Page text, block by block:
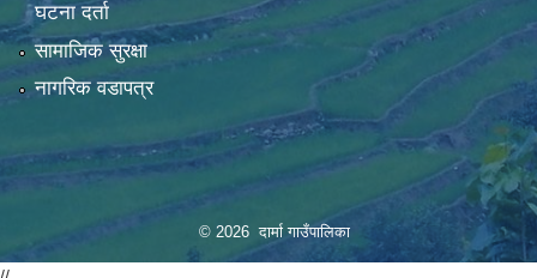
घटना दर्ता
सामाजिक सुरक्षा
नागरिक वडापत्र
© 2026 दार्मा गाउँपालिका